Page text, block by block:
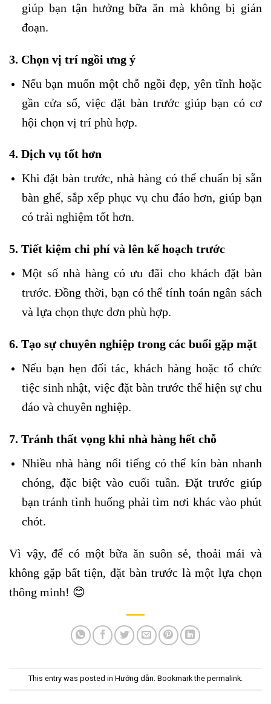
giúp bạn tận hưởng bữa ăn mà không bị gián
đoạn.
3. Chọn vị trí ngồi ưng ý
Nếu bạn muốn một chỗ ngồi đẹp, yên tĩnh hoặc
gần cửa sổ, việc đặt bàn trước giúp bạn có cơ
hội chọn vị trí phù hợp.
4. Dịch vụ tốt hơn
Khi đặt bàn trước, nhà hàng có thể chuẩn bị sẵn
bàn ghế, sắp xếp phục vụ chu đáo hơn, giúp bạn
có trải nghiệm tốt hơn.
5. Tiết kiệm chi phí và lên kế hoạch trước
Một số nhà hàng có ưu đãi cho khách đặt bàn
trước. Đồng thời, bạn có thể tính toán ngân sách
và lựa chọn thực đơn phù hợp.
6. Tạo sự chuyên nghiệp trong các buổi gặp mặt
Nếu bạn hẹn đối tác, khách hàng hoặc tổ chức
tiệc sinh nhật, việc đặt bàn trước thể hiện sự chu
đáo và chuyên nghiệp.
7. Tránh thất vọng khi nhà hàng hết chỗ
Nhiều nhà hàng nổi tiếng có thể kín bàn nhanh
chóng, đặc biệt vào cuối tuần. Đặt trước giúp
bạn tránh tình huống phải tìm nơi khác vào phút
chót.
Vì vậy, để có một bữa ăn suôn sẻ, thoải mái và
không gặp bất tiện, đặt bàn trước là một lựa chọn
thông minh! 😊
This entry was posted in Hướng dẫn . Bookmark the permalink